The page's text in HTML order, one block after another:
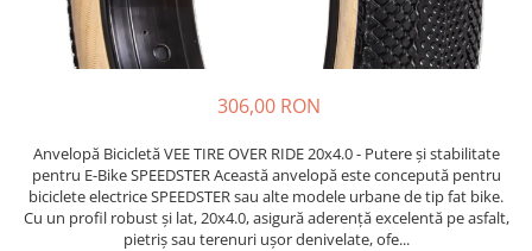
https://www.doctortrotineta.ro/cadru
Aparatori (aripi)
Suspensie
Cauciucuri
https://www.doctortrotineta.ro/camere-
de-aer
306,00 RON
Anvelopă Bicicletă VEE TIRE OVER RIDE 20x4.0 - Putere și stabilitate
pentru E-Bike SPEEDSTER Această anvelopă este concepută pentru
biciclete electrice SPEEDSTER sau alte modele urbane de tip fat bike.
Cu un profil robust și lat, 20x4.0, asigură aderență excelentă pe asfalt,
pietriș sau terenuri ușor denivelate, ofe...